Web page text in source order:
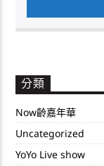
分類
Now齡嘉年華
Uncategorized
YoYo Live show